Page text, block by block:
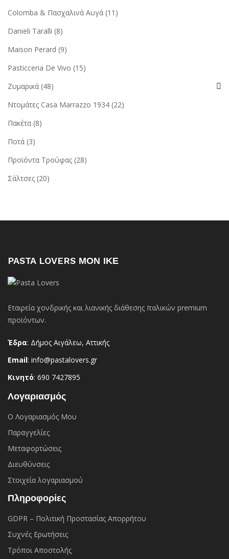
Colomba & Πασχαλινά Αυγά (11)
Danieli Taralli (8)
Maison Perard (9)
Pasticceria De Vivo (15)
Ζυμαρικά (48)
Ντομάτες Casa Marrazzo 1934 (22)
Πακέτα (8)
Ποτά (3)
Προϊόντα Τρούφας (28)
Σάλτσες (20)
PASTA LOVERS ΜΟΝ ΙΚΕ
Εταιρεία χονδρικής και λιανικής διάθεσης Ιταλικών premium
προϊόντων.
Έδρα: Δήμος Αιγάλεω, Αττικής
Email: info@pastalovers.gr
Κινητό: 690 7427895
Λογαριασμός
Ο Λογαριασμός Μου
Παραγγελίες
Μεταφορτώσεις
Διευθύνσεις
Στοιχεία λογαριασμού
Πληροφορίες
GDPR – Πολιτική Προστασίας Απορρήτου
Συχνές Eρωτήσεις
Τρόποι Αποστολής